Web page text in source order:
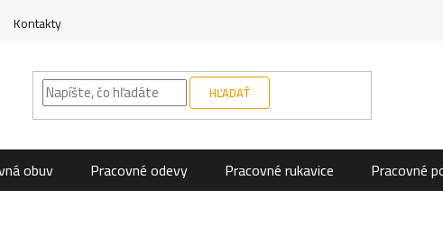
Kontakty
HĽADAŤ
obuv Pracovné odevy Pracovné rukavice Pracovné